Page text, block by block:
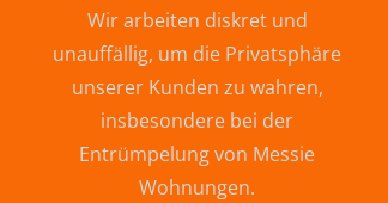
Wir arbeiten diskret und
unauffällig, um die Privatsphäre
unserer Kunden zu wahren,
insbesondere bei der
Entrümpelung von Messie
Wohnungen.